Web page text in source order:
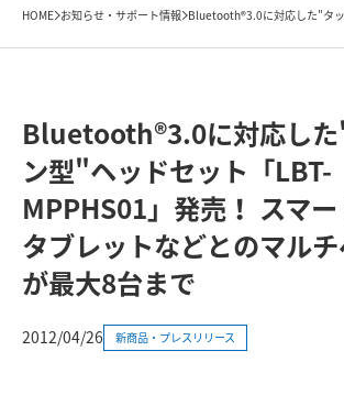
HOME お知らせ・サポート情報 Bluetooth®3.0に対応した"タ
Bluetooth®3.0に対応し
ン型"ヘッドセット「LBT-
MPPHS01」発売！ スマ
タブレットなどとのマル
が最大8台まで
2012/04/26 新商品・プレスリリース